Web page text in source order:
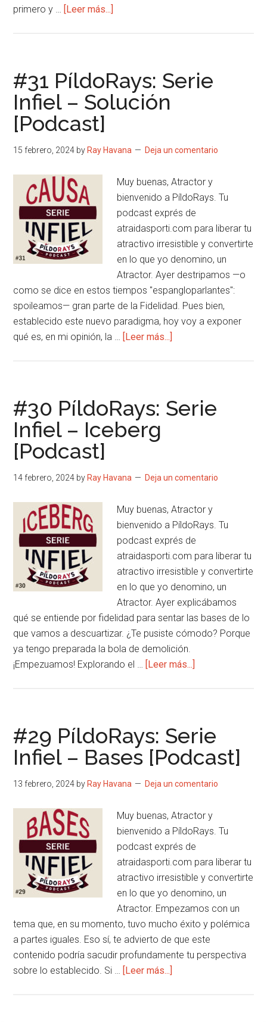
primero y …
[Leer más...]
Serie
Infiel
–
#31 PíldoRays: Serie
Infiel – Solución
[Podcast]
15 febrero, 2024 by Ray Havana Deja un comentario
Muy buenas, Atractor y
bienvenido a PíldoRays. Tu
podcast exprés de
atraidasporti.com para liberar tu
atractivo irresistible y convertirte
en lo que yo denomino, un
Atractor. Ayer destripamos —o
como se dice en estos tiempos "espangloparlantes":
spoileamos— gran parte de la Fidelidad. Pues bien,
establecido este nuevo paradigma, hoy voy a exponer
qué es, en mi opinión, la …
[Leer más...]
Serie
Infiel
#30 PíldoRays: Serie
Infiel – Iceberg
[Podcast]
14 febrero, 2024 by Ray Havana Deja un comentario
Muy buenas, Atractor y
bienvenido a PíldoRays. Tu
podcast exprés de
atraidasporti.com para liberar tu
atractivo irresistible y convertirte
en lo que yo denomino, un
Atractor. Ayer explicábamos
qué se entiende por fidelidad para sentar las bases de lo
que vamos a descuartizar. ¿Te pusiste cómodo? Porque
ya tengo preparada la bola de demolición.
¡Empezuamos! Explorando el …
[Leer más...]
Serie
Infiel
–
[Podcast]
#29 PíldoRays: Serie
Infiel – Bases [Podcast]
13 febrero, 2024 by Ray Havana Deja un comentario
Muy buenas, Atractor y
bienvenido a PíldoRays. Tu
podcast exprés de
atraidasporti.com para liberar tu
atractivo irresistible y convertirte
en lo que yo denomino, un
Atractor. Empezamos con un
tema que, en su momento, tuvo mucho éxito y polémica
a partes iguales. Eso sí, te advierto de que este
contenido podría sacudir profundamente tu perspectiva
sobre lo establecido. Si …
[Leer más...]